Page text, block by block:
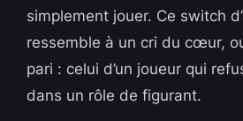
simplement jouer. Ce switch
ressemble à un cri du cœur,
pari : celui d’un joueur qui
dans un rôle de figurant.